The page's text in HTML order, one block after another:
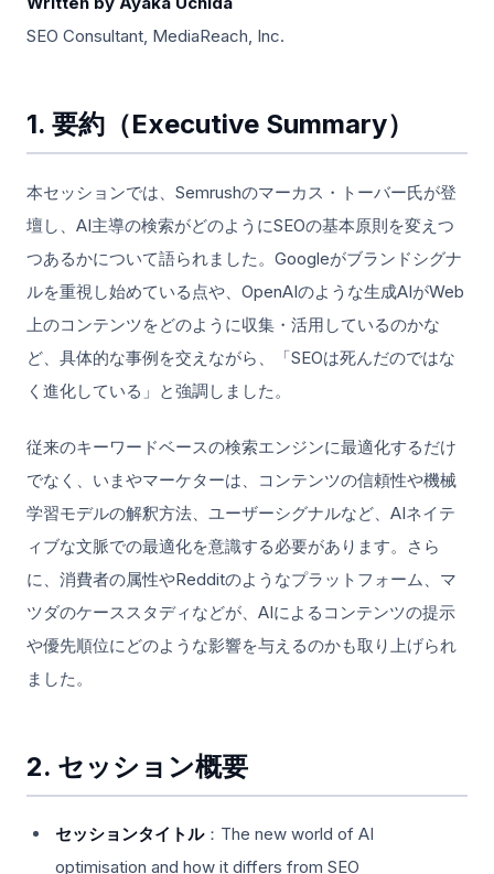
SEO Consultant, MediaReach, Inc.
1. 要約（Executive Summary）
本セッションでは、Semrushのマーカス・トーバー氏が登
壇し、AI主導の検索がどのようにSEOの基本原則を変えつ
つあるかについて語られました。Googleがブランドシグナ
ルを重視し始めている点や、OpenAIのような生成AIがWeb
上のコンテンツをどのように収集・活用しているのかな
ど、具体的な事例を交えながら、「SEOは死んだのではな
く進化している」と強調しました。
従来のキーワードベースの検索エンジンに最適化するだけ
でなく、いまやマーケターは、コンテンツの信頼性や機械
学習モデルの解釈方法、ユーザーシグナルなど、AIネイテ
ィブな文脈での最適化を意識する必要があります。さら
に、消費者の属性やRedditのようなプラットフォーム、マ
ツダのケーススタディなどが、AIによるコンテンツの提示
や優先順位にどのような影響を与えるのかも取り上げられ
ました。
2. セッション概要
セッションタイトル：The new world of AI
optimisation and how it differs from SEO